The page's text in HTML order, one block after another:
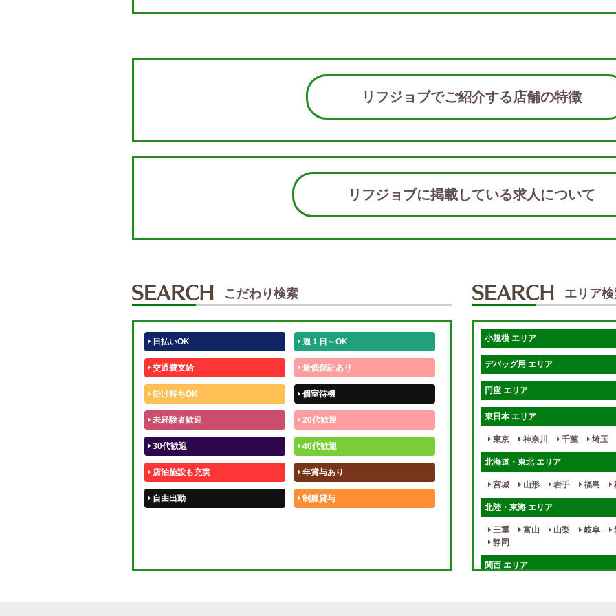
リフジョブでご紹介する店舗の特徴
リフジョブに掲載している求人につい
こだわり検索
日払いOK 週１日～OK
交通費支給 最低保証あり
掛け持ちOK 個室待機
未経験者歓迎 20代歓迎
30代歓迎 40代歓迎
店泊施設も充実 年賞与あり
自由出勤 制服貸与
エリア
小規模 エリア
デバッグ用 エリア
円座 エリア
東日本 エリア
東京 神奈川 千葉 埼玉
北海道・東北 エリア
宮城 山形 岩手 福島
北陸・東海 エリア
三重 富山 山梨 岐阜
静岡
関西 エリア